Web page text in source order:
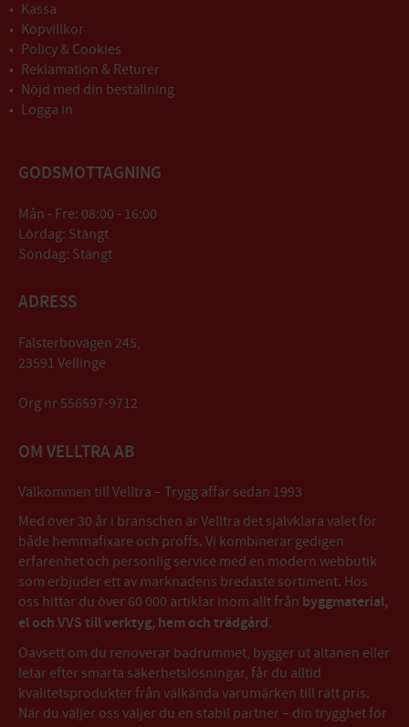
Kassa
Köpvillkor
Policy & Cookies
Reklamation & Returer
Nöjd med din beställning
Logga in
GODSMOTTAGNING
Mån - Fre: 08:00 - 16:00
Lördag: Stängt
Söndag: Stängt
ADRESS
Falsterbovägen 245,
23591 Vellinge
Org nr 556597-9712
OM VELLTRA AB
Välkommen till Velltra – Trygg affär sedan 1993
Med över 30 år i branschen är Velltra det självklara valet för
både hemmafixare och proffs. Vi kombinerar gedigen
erfarenhet och personlig service med en modern webbutik
som erbjuder ett av marknadens bredaste sortiment. Hos
oss hittar du över 60 000 artiklar inom allt från byggmaterial,
el och VVS till verktyg, hem och trädgård.
Oavsett om du renoverar badrummet, bygger ut altanen eller
letar efter smarta säkerhetslösningar, får du alltid
kvalitetsprodukter från välkända varumärken till rätt pris.
När du väljer oss väljer du en stabil partner – din trygghet för